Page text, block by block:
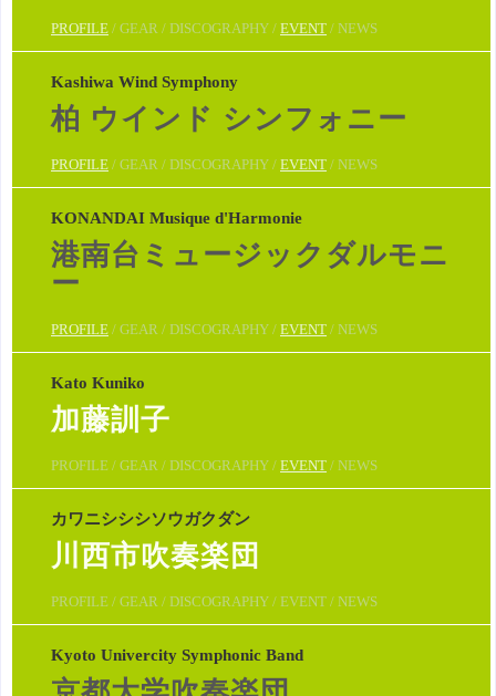
PROFILE / GEAR / DISCOGRAPHY / EVENT / NEWS
Kashiwa Wind Symphony
柏 ウインド シンフォニー
PROFILE / GEAR / DISCOGRAPHY / EVENT / NEWS
KONANDAI Musique d'Harmonie
港南台ミュージックダルモニ
ー
PROFILE / GEAR / DISCOGRAPHY / EVENT / NEWS
Kato Kuniko
加藤訓子
PROFILE / GEAR / DISCOGRAPHY / EVENT / NEWS
カワニシシシソウガクダン
川西市吹奏楽団
PROFILE / GEAR / DISCOGRAPHY / EVENT / NEWS
Kyoto Univercity Symphonic Band